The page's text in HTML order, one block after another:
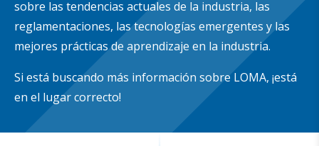
sobre las tendencias actuales de la industria, las
reglamentaciones, las tecnologías emergentes y las
mejores prácticas de aprendizaje en la industria.
Si está buscando más información sobre LOMA, ¡está
en el lugar correcto!